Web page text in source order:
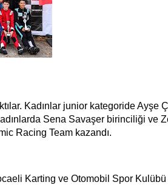
Kadınlar junior kategoride Ayşe
Sena Savaşer birinciliği ve
Racing Team kazandı.
Karting ve Otomobil Spor Kulübü